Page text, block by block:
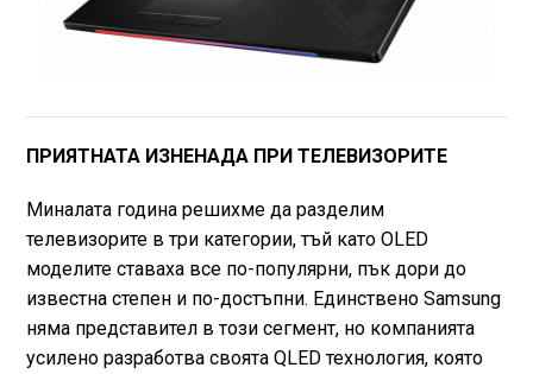
ПРИЯТНАТА ИЗНЕНАДА ПРИ ТЕЛЕВИЗОРИТЕ
Миналата година решихме да разделим
телевизорите в три категории, тъй като OLED
моделите ставаха все по-популярни, пък дори до
известна степен и по-достъпни. Единствено Samsung
няма представител в този сегмент, но компанията
усилено разработва своята QLED технология, която